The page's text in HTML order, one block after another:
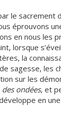
le sacrement
éprouvons
en nous les
lorsque
la
sagesse, les
sur les
des ondées, et
en